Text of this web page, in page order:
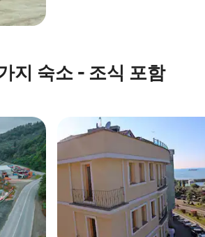
지 숙소 - 조식 포함